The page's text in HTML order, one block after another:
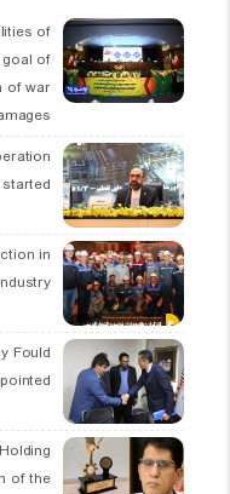
of
of
of war
in
Fould
of the